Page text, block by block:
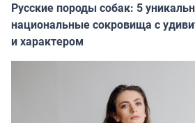
Русские породы собак: 5
национальные сокровища с
и характером